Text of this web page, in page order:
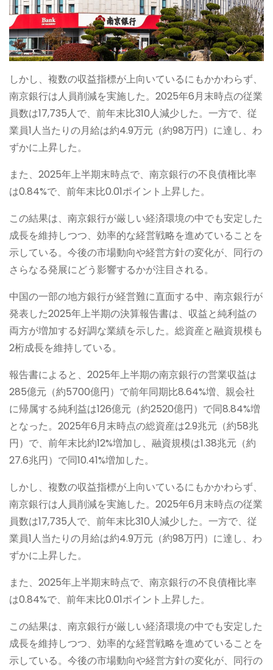
しかし、複数の収益指標が上向いているにもかかわらず、
南京銀行は人員削減を実施した。2025年6月末時点の従業
員数は17,735人で、前年末比310人減少した。一方で、従
業員1人当たりの月給は約4.9万元（約98万円）に達し、わ
ずかに上昇した。
また、2025年上半期末時点で、南京銀行の不良債権比率
は0.84%で、前年末比0.01ポイント上昇した。
この結果は、南京銀行が厳しい経済環境の中でも安定した
成長を維持しつつ、効率的な経営戦略を進めていることを
示している。今後の市場動向や経営方針の変化が、同行の
さらなる発展にどう影響するかが注目される。
中国の一部の地方銀行が経営難に直面する中、南京銀行が
発表した2025年上半期の決算報告書は、収益と純利益の
両方が増加する好調な業績を示した。総資産と融資規模も
2桁成長を維持している。
報告書によると、2025年上半期の南京銀行の営業収益は
285億元（約5700億円）で前年同期比8.64%増、親会社
に帰属する純利益は126億元（約2520億円）で同8.84%増
となった。2025年6月末時点の総資産は2.9兆元（約58兆
円）で、前年末比約12%増加し、融資規模は1.38兆元（約
27.6兆円）で同10.41%増加した。
しかし、複数の収益指標が上向いているにもかかわらず、
南京銀行は人員削減を実施した。2025年6月末時点の従業
員数は17,735人で、前年末比310人減少した。一方で、従
業員1人当たりの月給は約4.9万元（約98万円）に達し、わ
ずかに上昇した。
また、2025年上半期末時点で、南京銀行の不良債権比率
は0.84%で、前年末比0.01ポイント上昇した。
この結果は、南京銀行が厳しい経済環境の中でも安定した
成長を維持しつつ、効率的な経営戦略を進めていることを
示している。今後の市場動向や経営方針の変化が、同行の